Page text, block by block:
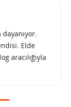
Elde
aracılığıyla